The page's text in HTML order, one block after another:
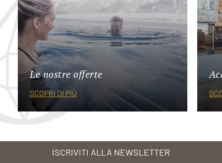
Le nostre offerte
SCOPRI DI PIÙ
ISCRIVITI ALLA NEWSLETTER